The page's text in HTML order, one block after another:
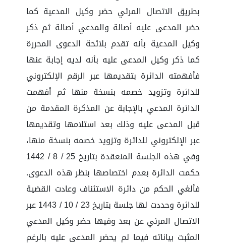
بطريق الاتصال المرئي حضر وكيل المدعية كما
حضر المدعى عليه أصالة والمدعي أصالة ثم ذكر
وكيل المدعية بأنه تقدم بلائحة الدعوى المحررة
كما ذكر وكيل المدعى عليه بأنه لديه إجابة عنها
فأفهمته الدائرة بتقديمها عبر الرقم الإلكتروني
للدائرة وتزويد خصمه بنسخة منها ثم أفهمت
الدائرة المدعي بالإجابة عن المذكرة المقدمة من
قبل المدعى عليه وذلك بعد استلامها وتقديمها
عبر الإلكتروني للدائرة وتزويد خصمه بنسخة منها،
وفي هذه الجلسة المنعقدة بتاريخ 25 / 8 / 1442
حكمت الدائرة بعدم اختصاصها بنظر هذه الدعوى.
فألغي الحكم من دائرة الاستئناف وعادت القضية
للدائرة وحددت لها جلسة بتاريخ 23 / 10 / 1443 عبر
الاتصال المرئي عن بعد وفيها حضر وكيل المدعي
المثبت بياناته فيما لم يحضر المدعى عليه بالرغم